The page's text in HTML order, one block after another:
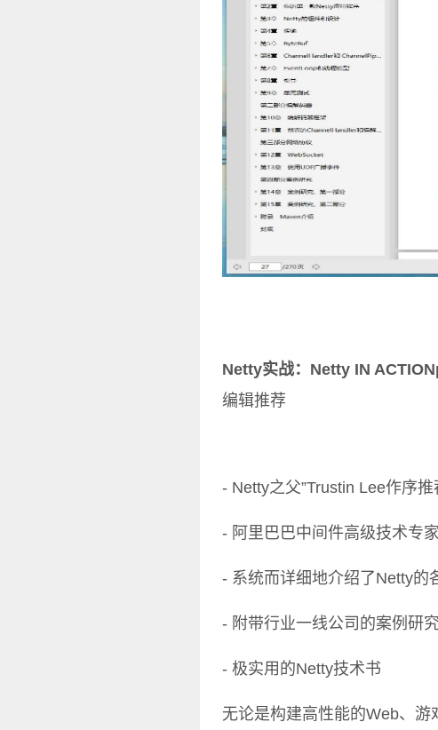
Netty实战：Netty IN
编辑推荐
- Netty之父”Trustin Lee作序推
- 阿里巴巴中间件高级技术专
- 系统而详细地介绍了Netty的
- 附带行业一线公司的案例研
- 极实用的Netty技术书
无论是构建高性能的Web、